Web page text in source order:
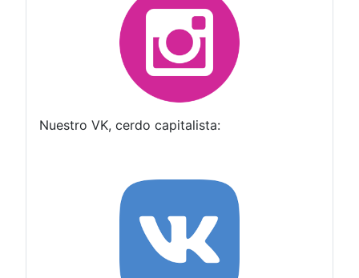
Nuestro VK, cerdo capitalista: